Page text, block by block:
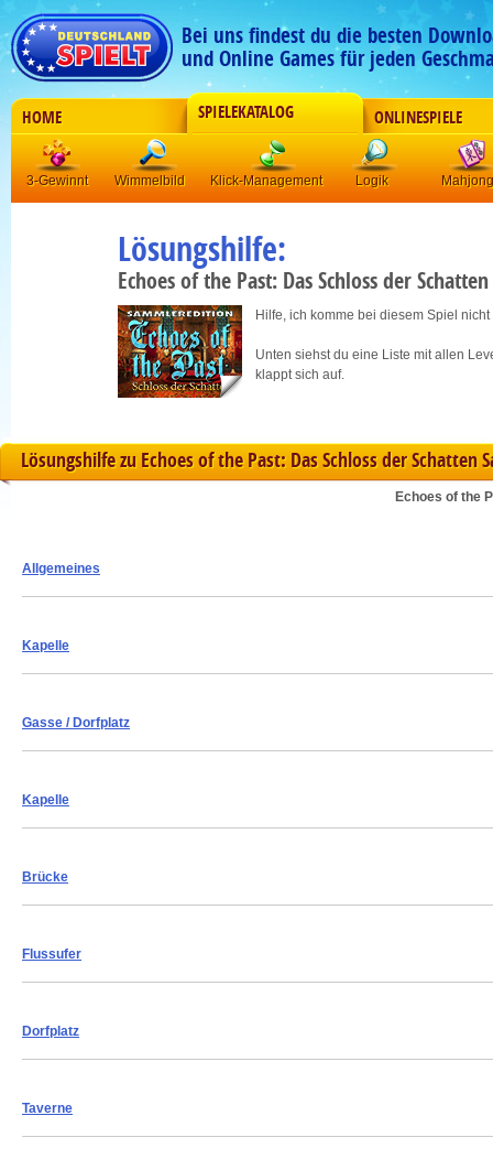
Bei uns findest du die besten
und Online Games für jeden
HOME SPIELEKATALOG ONLINESPIELE
3-Gewinnt Wimmelbild Klick-Management Logik Mahjong
Lösungshilfe:
Echoes of the Past: Das Schloss der
Hilfe, ich komme bei diesem Spiel
Unten siehst du eine Liste mit allen
klappt sich auf.
Lösungshilfe zu Echoes of the Past: Das Schloss der Schatten
Echoes of the
Allgemeines
Kapelle
Gasse / Dorfplatz
Kapelle
Brücke
Flussufer
Dorfplatz
Taverne